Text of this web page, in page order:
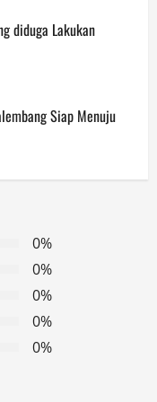
diduga Lakukan
Siap Menuju
0%
0%
0%
0%
0%